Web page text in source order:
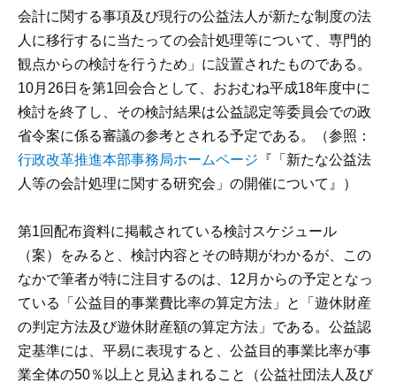
会計に関する事項及び現行の公益法人が新たな制度の法
人に移行するに当たっての会計処理等について、専門的
観点からの検討を行うため」に設置されたものである。
10月26日を第1回会合として、おおむね平成18年度中に
検討を終了し、その検討結果は公益認定等委員会での政
省令案に係る審議の参考とされる予定である。（参照：
行政改革推進本部事務局ホームページ 『「新たな公益法
人等の会計処理に関する研究会」の開催について』）
第1回配布資料に掲載されている検討スケジュール
（案）をみると、検討内容とその時期がわかるが、この
なかで筆者が特に注目するのは、12月からの予定となっ
ている「公益目的事業費比率の算定方法」と「遊休財産
の判定方法及び遊休財産額の算定方法」である。公益認
定基準には、平易に表現すると、公益目的事業比率が事
業全体の50％以上と見込まれること（公益社団法人及び